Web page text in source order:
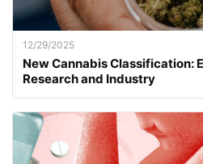
12/29/2025
New Cannabis Classification:
Research and Industry